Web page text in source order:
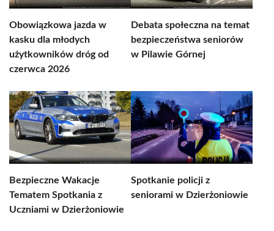
Obowiązkowa jazda w
kasku dla młodych
użytkowników dróg od
czerwca 2026
Debata społeczna na temat
bezpieczeństwa seniorów
w Pilawie Górnej
Bezpieczne Wakacje
Tematem Spotkania z
Uczniami w Dzierżoniowie
Spotkanie policji z
seniorami w Dzierżoniowie